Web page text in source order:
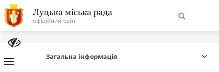
На
головну
Загальна інформація